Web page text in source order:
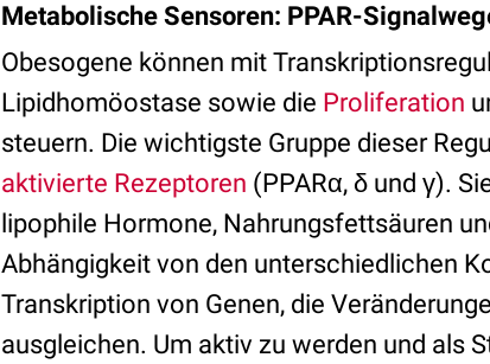
Metabolische Sensoren: PPAR-
Obesogene können mit
Lipidhomöostase sowie die Proliferation
steuern. Die wichtigste Gruppe dieser
aktivierte Rezeptoren (PPARα, δ und γ).
lipophile Hormone, Nahrungsfettsäuren
Abhängigkeit von den unterschiedlichen
Transkription von Genen, die
ausgleichen. Um aktiv zu werden und als